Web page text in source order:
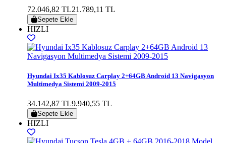
72.046,82 TL21.789,11 TL
Sepete Ekle
HIZLI
Hyundai Ix35 Kablosuz Carplay 2+64GB Android 13 Navigasyon
Multimedya Sistemi 2009-2015
34.142,87 TL9.940,55 TL
Sepete Ekle
HIZLI